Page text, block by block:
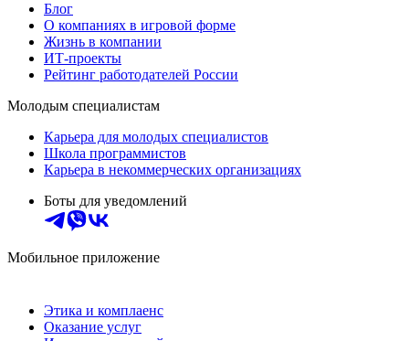
Блог
О компаниях в игровой форме
Жизнь в компании
ИТ-проекты
Рейтинг работодателей России
Молодым специалистам
Карьера для молодых специалистов
Школа программистов
Карьера в некоммерческих организациях
Боты для уведомлений
Мобильное приложение
Этика и комплаенс
Оказание услуг